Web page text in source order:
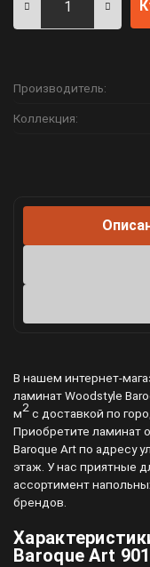
Производитель:
Коллекция:
В нашем интернет-
ламинат Woodstyle
м2с доставкой по
Приобретите ламинат
Baroque Art по адресу
этаж. У нас приятные
ассортимент
брендов.
Baroque Art